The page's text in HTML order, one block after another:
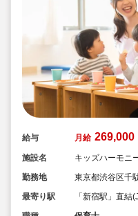
給与 月給 269,000
施設名
キッズハーモニ
勤務地
東京都渋谷区千
最寄り駅
「新宿駅」直